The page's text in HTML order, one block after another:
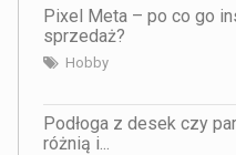
Pixel Meta – po co go
sprzedaż?
Hobby
Podłoga z desek czy
różnią i...